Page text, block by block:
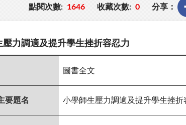
點閱次數: 1646 收藏次數: 0 分享：
壓力調適及提升學生挫折容忍力
圖書全文
要題名 小學師生壓力調適及提升學生挫折